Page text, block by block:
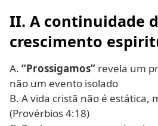
II. A continuidade
crescimento
A. “Prossigamos” revela um
não um evento isolado
B. A vida cristã não é estática,
(Provérbios 4:18)